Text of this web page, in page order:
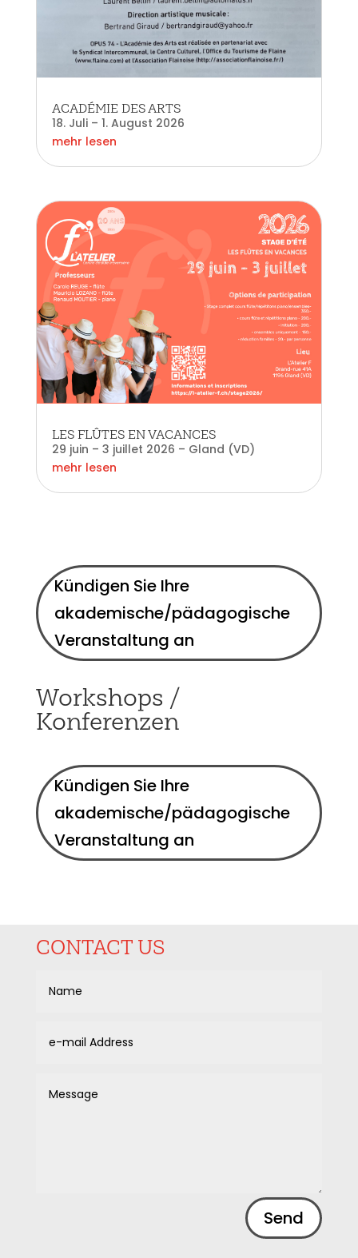
ACADÉMIE DES ARTS
18. Juli – 1. August 2026
mehr lesen
LES FLÛTES EN VACANCES
29 juin – 3 juillet 2026 – Gland (VD)
mehr lesen
Kündigen Sie Ihre
akademische/pädagogische
Veranstaltung an
Workshops /
Konferenzen
Kündigen Sie Ihre
akademische/pädagogische
Veranstaltung an
CONTACT US
Send